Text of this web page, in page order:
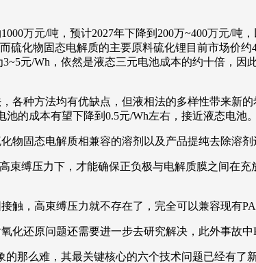
万元/吨，预计2027年下降到200万~400万元/吨
化物固态电解质的主要原料硫化锂目前市场价
元/Wh，依然是液态三元电池成本的约十倍，
种方法均有优缺点，但液相法的多样性带来新
的成本有望下降到0.5元/Wh左右，接近液态电池。
固态电解质相兼容的溶剂以及产品提纯去除溶剂
束缚压力下，才能确保正负极与电解质膜之间在
触，高束缚压力就不存在了，完全可以兼容现有
还原问题还需要进一步去研究解决，此外事故中
那么难，其最关键核心的六个技术问题已经有了